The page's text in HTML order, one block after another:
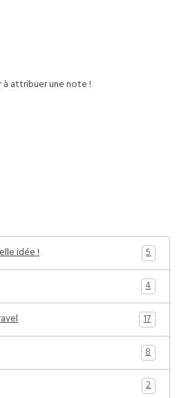
attribuer une note !
idée !
5
4
17
8
2